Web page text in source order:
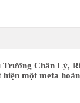
Chân Lý,
một meta